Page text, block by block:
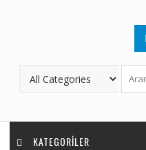
KATEGORILER